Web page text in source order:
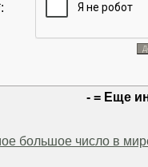
- = Еще
большое число в